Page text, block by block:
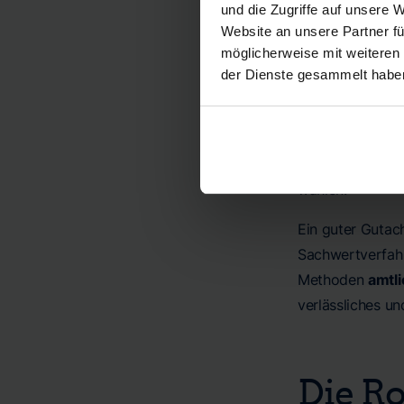
und die Zugriffe auf unsere
Website an unsere Partner
möglicherweise mit
der Dienste gesammelt
das
gewährleisten.
bringen
wählen.
Ein guter
Methoden
verlässliches
Die